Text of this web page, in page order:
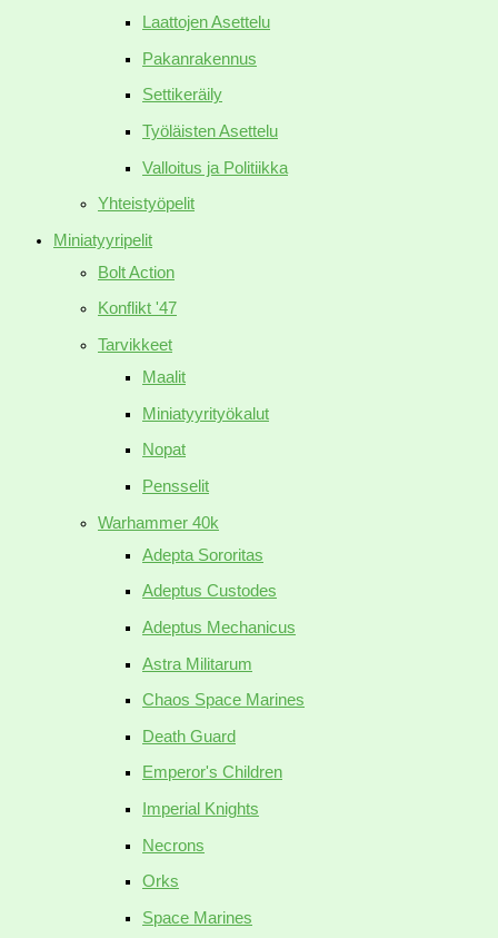
Laattojen Asettelu
Pakanrakennus
Settikeräily
Työläisten Asettelu
Valloitus ja Politiikka
Yhteistyöpelit
Miniatyyripelit
Bolt Action
Konflikt '47
Tarvikkeet
Maalit
Miniatyyrityökalut
Nopat
Pensselit
Warhammer 40k
Adepta Sororitas
Adeptus Custodes
Adeptus Mechanicus
Astra Militarum
Chaos Space Marines
Death Guard
Emperor's Children
Imperial Knights
Necrons
Orks
Space Marines